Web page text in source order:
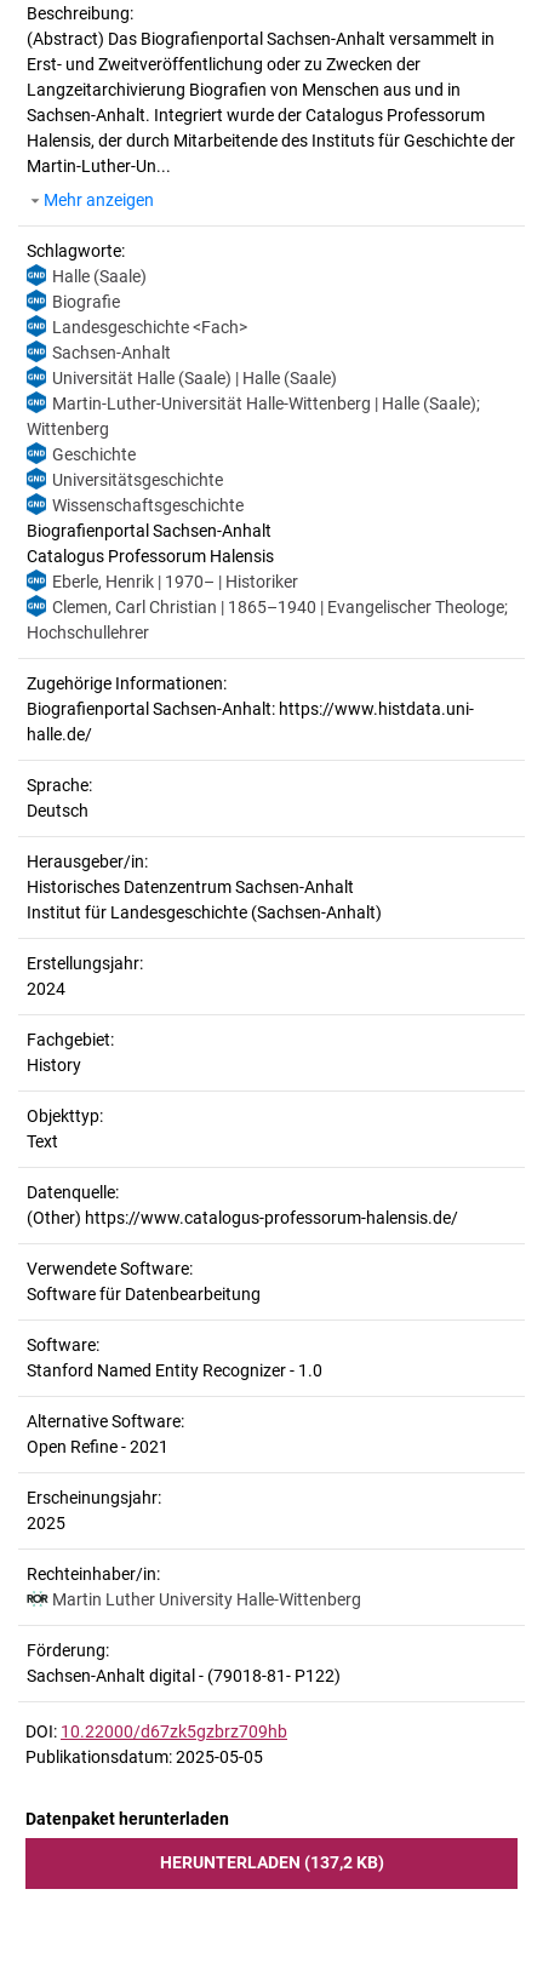
Beschreibung:
(Abstract) Das Biografienportal Sachsen-Anhalt versammelt in
Erst- und Zweitveröffentlichung oder zu Zwecken der
Langzeitarchivierung Biografien von Menschen aus und in
Sachsen-Anhalt. Integriert wurde der Catalogus Professorum
Halensis, der durch Mitarbeitende des Instituts für Geschichte der
Martin-Luther-Un...
Mehr anzeigen
Schlagworte:
Halle (Saale)
Biografie
Landesgeschichte <Fach>
Sachsen-Anhalt
Universität Halle (Saale) | Halle (Saale)
Martin-Luther-Universität Halle-Wittenberg | Halle (Saale);
Wittenberg
Geschichte
Universitätsgeschichte
Wissenschaftsgeschichte
Biografienportal Sachsen-Anhalt
Catalogus Professorum Halensis
Eberle, Henrik | 1970– | Historiker
Clemen, Carl Christian | 1865–1940 | Evangelischer Theologe;
Hochschullehrer
Zugehörige Informationen:
Biografienportal Sachsen-Anhalt: https://www.histdata.uni-
halle.de/
Sprache:
Deutsch
Herausgeber/in:
Historisches Datenzentrum Sachsen-Anhalt
Institut für Landesgeschichte (Sachsen-Anhalt)
Erstellungsjahr:
2024
Fachgebiet:
History
Objekttyp:
Text
Datenquelle:
(Other) https://www.catalogus-professorum-halensis.de/
Verwendete Software:
Software für Datenbearbeitung
Software:
Stanford Named Entity Recognizer - 1.0
Alternative Software:
Open Refine - 2021
Erscheinungsjahr:
2025
Rechteinhaber/in:
Martin Luther University Halle-Wittenberg
Förderung:
Sachsen-Anhalt digital - (79018-81- P122)
DOI: 10.22000/d67zk5gzbrz709hb
Publikationsdatum: 2025-05-05
Datenpaket herunterladen
HERUNTERLADEN (137,2 KB)